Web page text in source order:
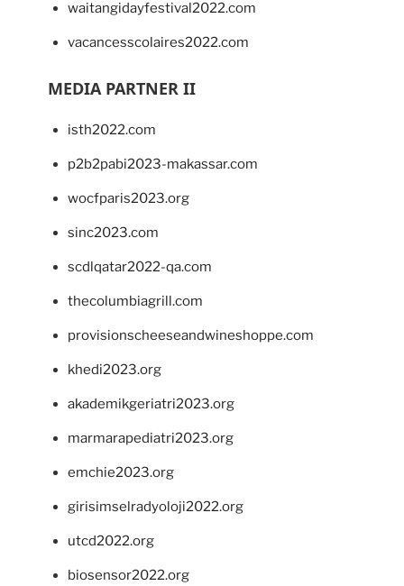
waitangidayfestival2022.com
vacancesscolaires2022.com
MEDIA PARTNER II
isth2022.com
p2b2pabi2023-makassar.com
wocfparis2023.org
sinc2023.com
scdlqatar2022-qa.com
thecolumbiagrill.com
provisionscheeseandwineshoppe.com
khedi2023.org
akademikgeriatri2023.org
marmarapediatri2023.org
emchie2023.org
girisimselradyoloji2022.org
utcd2022.org
biosensor2022.org